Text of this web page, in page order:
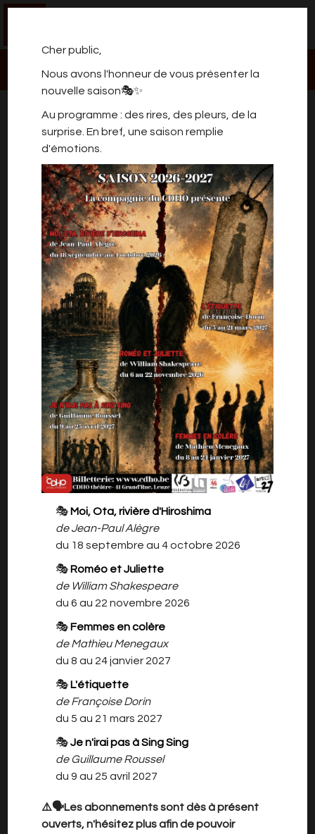
Cher public,
Nous avons l'honneur de vous présenter la
nouvelle saison🎭✨
Au programme : des rires, des pleurs, de la
surprise. En bref, une saison remplie
d'émotions.
🎭 Moi, Ota, rivière d'Hiroshima
de Jean-Paul Alègre
du 18 septembre au 4 octobre 2026
🎭 Roméo et Juliette
de William Shakespeare
du 6 au 22 novembre 2026
🎭 Femmes en colère
de Mathieu Menegaux
du 8 au 24 janvier 2027
🎭 L'étiquette
de Françoise Dorin
du 5 au 21 mars 2027
🎭Je n'irai pas à Sing Sing
de Guillaume Roussel
du 9 au 25 avril 2027
⚠️🗣️Les abonnements sont dès à présent
ouverts, n'hésitez plus afin de pouvoir
JUSTE LA FIN DU MONDE
«Je décidai de retourner les voir, revenir sur mes
pas, aller sur mes traces et faire le voyage,
pour annoncer, lentement, avec soin, avec soin
et précision ma mort prochaine et
irrémédiable.» (Louis)
Après plusieurs années d’absence, Louis
sa mère, sa sœur, son frère et sa belle-sœur
afin de leur annoncer sa mort
prochaine.
Mais au fil des conversations, le silence de
toutes ces années laisse place à la
colère et aux reproches, mettant à rude
épreuve ce fragile édifice familial.
Jean-Luc Lagarce, auteur français, décédé à
l’âge de 38 ans, est l'un des auteurs
contemporains les plus joués en France et à
l’étranger. Ses textes, traduits en 25
langues, sont joués dans de nombreux pays.
Cette pièce, un drame familial
intemporel, a été portée au cinéma en 2016
par Xavier Dolan.
Avec Sophie David, Guy Leroy, Mélodie
Pondeville, Christine Widar, Michaël Evrard